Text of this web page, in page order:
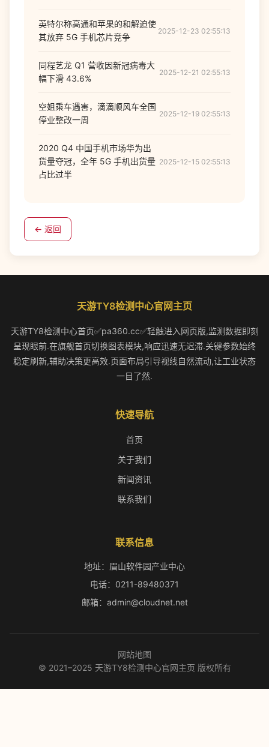
英特尔称高通和苹果的和解迫使
其放弃 5G 手机芯片竞争
2025-12-23 02:55:13
同程艺龙 Q1 营收因新冠病毒大
幅下滑 43.6%
2025-12-21 02:55:13
空姐乘车遇害，滴滴顺风车全国
停业整改一周
2025-12-19 02:55:13
2020 Q4 中国手机市场华为出
货量夺冠，全年 5G 手机出货量
占比过半
2025-12-15 02:55:13
← 返回
天游TY8检测中心官网主页
天游TY8检测中心首页✅pa360.cc✅轻触进入网页版,监测数据即刻
呈现眼前.在旗舰首页切换图表模块,响应迅速无迟滞.关键参数始终
稳定刷新,辅助决策更高效.页面布局引导视线自然流动,让工业状态
一目了然.
快速导航
首页
关于我们
新闻资讯
联系我们
联系信息
地址：眉山软件园产业中心
电话：0211-89480371
邮箱：admin@cloudnet.net
网站地图
© 2021–2025 天游TY8检测中心官网主页 版权所有